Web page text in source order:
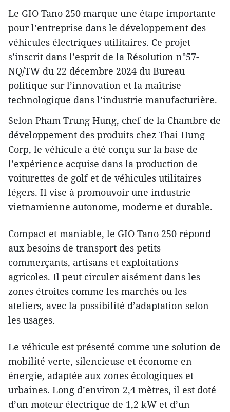
Le GIO Tano 250 marque une étape importante
pour l’entreprise dans le développement des
véhicules électriques utilitaires. Ce projet
s’inscrit dans l’esprit de la Résolution n°57-
NQ/TW du 22 décembre 2024 du Bureau
politique sur l’innovation et la maîtrise
technologique dans l’industrie manufacturière.
Selon Pham Trung Hung, chef de la Chambre de
développement des produits chez Thai Hung
Corp, le véhicule a été conçu sur la base de
l’expérience acquise dans la production de
voiturettes de golf et de véhicules utilitaires
légers. Il vise à promouvoir une industrie
vietnamienne autonome, moderne et durable.
Compact et maniable, le GIO Tano 250 répond
aux besoins de transport des petits
commerçants, artisans et exploitations
agricoles. Il peut circuler aisément dans les
zones étroites comme les marchés ou les
ateliers, avec la possibilité d’adaptation selon
les usages.
Le véhicule est présenté comme une solution de
mobilité verte, silencieuse et économe en
énergie, adaptée aux zones écologiques et
urbaines. Long d’environ 2,4 mètres, il est doté
d’un moteur électrique de 1,2 kW et d’un